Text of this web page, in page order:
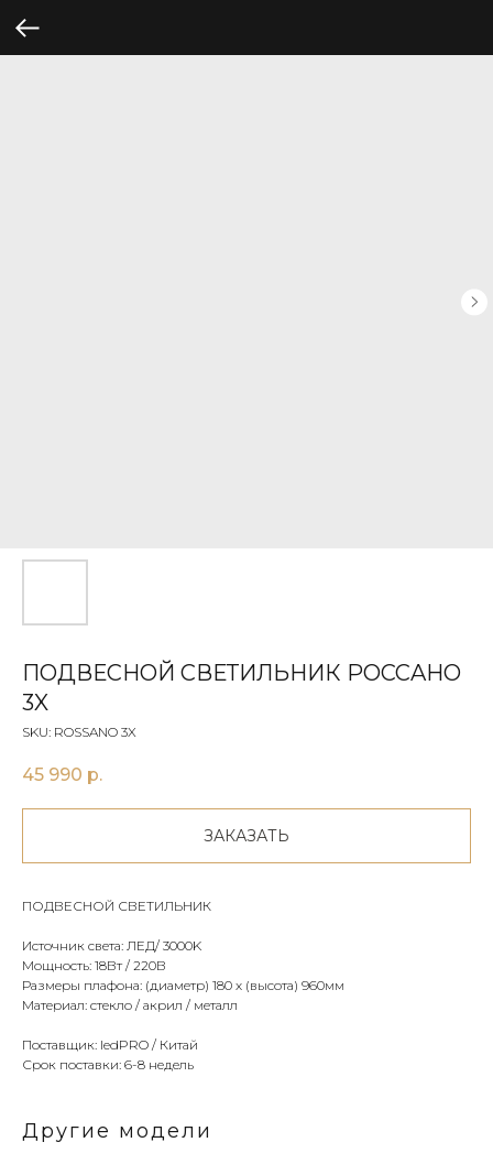
ПОДВЕСНОЙ СВЕТИЛЬНИК РOССAНO
3X
SKU: ROSSANO 3X
45 990 р.
ЗАКАЗАТЬ
ПОДВЕСНОЙ СВЕТИЛЬНИК
Источник света: ЛЕД/ 3000K
Мощность: 18Вт / 220В
Размеры плафона: (диаметр) 180 х (высота) 960мм
Материал: стекло / акрил / металл
Поставщик: ledPRO / Китай
Срок поставки: 6-8 недель
Другие модели